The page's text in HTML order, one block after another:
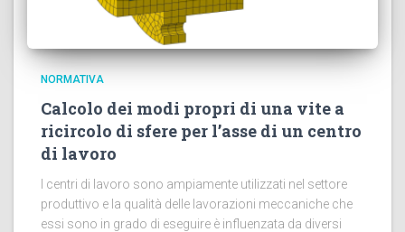
NORMATIVA
Calcolo dei modi propri di una vite a
ricircolo di sfere per l’asse di un centro
di lavoro
I centri di lavoro sono ampiamente utilizzati nel settore
produttivo e la qualità delle lavorazioni meccaniche che
essi sono in grado di eseguire è influenzata da diversi